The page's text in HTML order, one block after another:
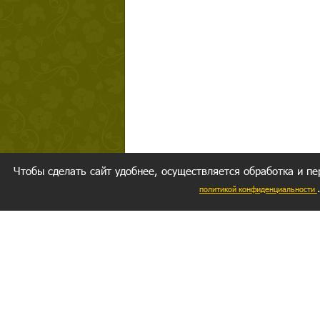
Чтобы сделать сайт удобнее, осуществляется обработка и
политикой конфиденциальности